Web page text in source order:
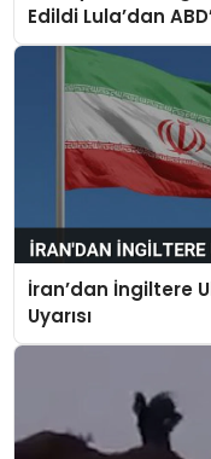
Edildi Lula’dan
İran’dan İngiltere
Uyarısı